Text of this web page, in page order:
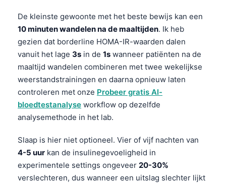
De kleinste gewoonte met het beste bewijs kan een
10 minuten wandelen na de maaltijden. Ik heb
gezien dat borderline HOMA-IR-waarden dalen
vanuit het lage 3s in de 1s wanneer patiënten na de
maaltijd wandelen combineren met twee wekelijkse
weerstandstrainingen en daarna opnieuw laten
controleren met onze Probeer gratis AI-
bloedtestanalyse workflow op dezelfde
analysemethode in het lab.
Slaap is hier niet optioneel. Vier of vijf nachten van
4-5 uur kan de insulinegevoeligheid in
experimentele settings ongeveer 20-30%
verslechteren, dus wanneer een uitslag slechter lijkt
Português
Ελληνικά
Türkçe
فارسی
Български
हिन्दी
Bahasa Indonesia
Հայերեն